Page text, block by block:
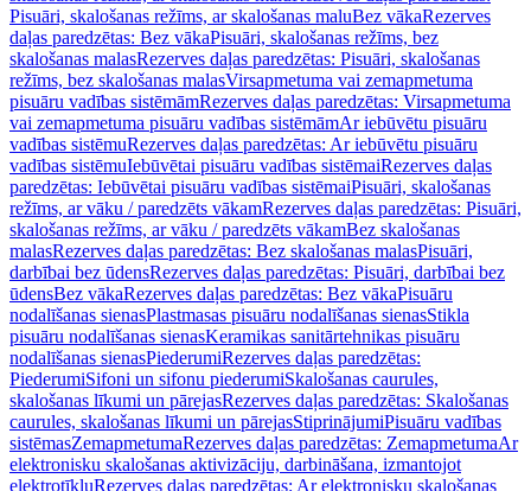
Pisuāri, skalošanas režīms, ar skalošanas maluBez vākaRezerves
daļas paredzētas: Bez vākaPisuāri, skalošanas režīms, bez
skalošanas malasRezerves daļas paredzētas: Pisuāri, skalošanas
režīms, bez skalošanas malasVirsapmetuma vai zemapmetuma
pisuāru vadības sistēmāmRezerves daļas paredzētas: Virsapmetuma
vai zemapmetuma pisuāru vadības sistēmāmAr iebūvētu pisuāru
vadības sistēmuRezerves daļas paredzētas: Ar iebūvētu pisuāru
vadības sistēmuIebūvētai pisuāru vadības sistēmaiRezerves daļas
paredzētas: Iebūvētai pisuāru vadības sistēmaiPisuāri, skalošanas
režīms, ar vāku / paredzēts vākamRezerves daļas paredzētas: Pisuāri,
skalošanas režīms, ar vāku / paredzēts vākamBez skalošanas
malasRezerves daļas paredzētas: Bez skalošanas malasPisuāri,
darbībai bez ūdensRezerves daļas paredzētas: Pisuāri, darbībai bez
ūdensBez vākaRezerves daļas paredzētas: Bez vākaPisuāru
nodalīšanas sienasPlastmasas pisuāru nodalīšanas sienasStikla
pisuāru nodalīšanas sienasKeramikas sanitārtehnikas pisuāru
nodalīšanas sienasPiederumiRezerves daļas paredzētas:
PiederumiSifoni un sifonu piederumiSkalošanas caurules,
skalošanas līkumi un pārejasRezerves daļas paredzētas: Skalošanas
caurules, skalošanas līkumi un pārejasStiprinājumiPisuāru vadības
sistēmasZemapmetumaRezerves daļas paredzētas: ZemapmetumaAr
elektronisku skalošanas aktivizāciju, darbināšana, izmantojot
elektrotīkluRezerves daļas paredzētas: Ar elektronisku skalošanas